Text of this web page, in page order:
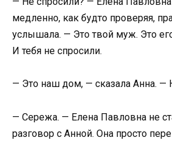
медленно, как будто проверяя,
услышала. — Это твой муж. Это
И тебя не спросили.
— Это наш дом, — сказала Анна. —
— Сережа. — Елена Павловна не
разговор с Анной. Она просто